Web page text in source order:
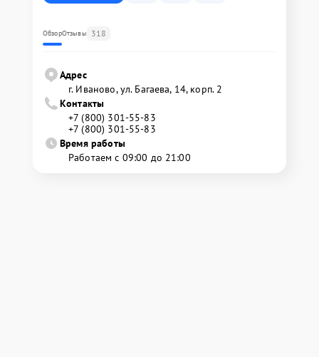
ОбзорОтзывы 318
Адрес
г. Иваново, ул. Багаева, 14, корп. 2
Контакты
+7 (800) 301-55-83
+7 (800) 301-55-83
Время работы
Работаем с 09:00 до 21:00